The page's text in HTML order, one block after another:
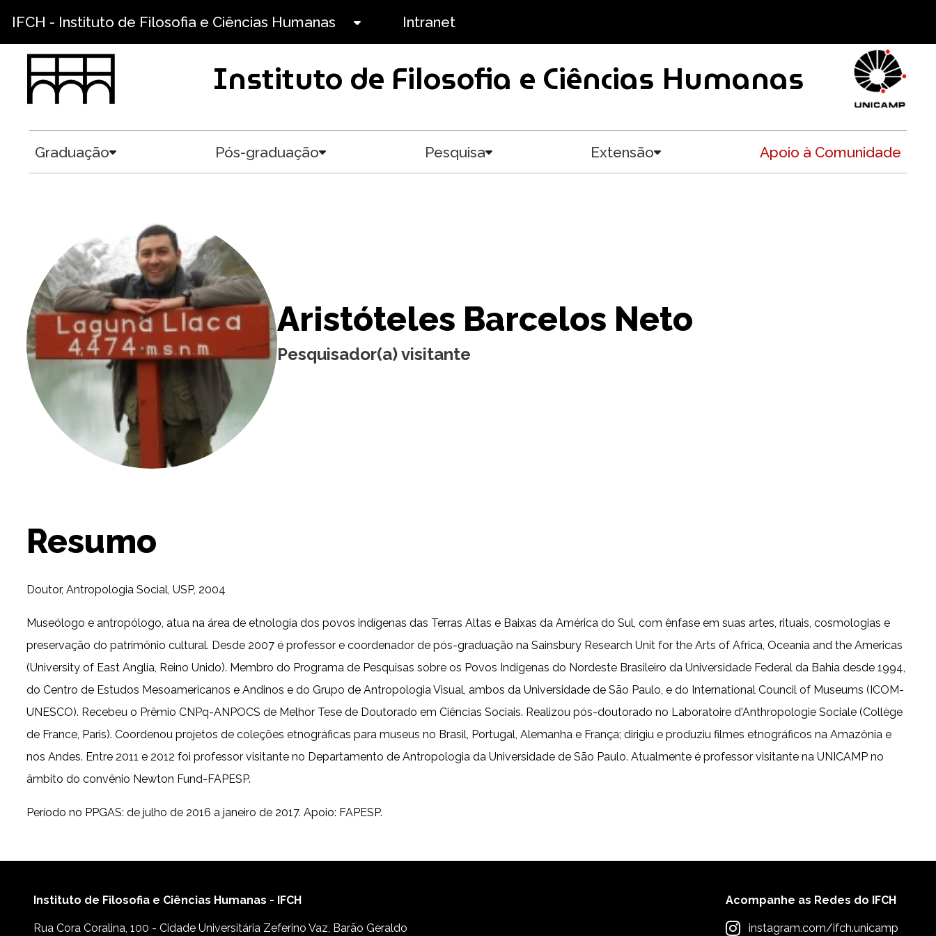
IFCH - Instituto de Filosofia e Ciências Humanas Intranet
Instituto de Filosofia e Ciências Humanas
Graduação Pós-graduação Pesquisa Extensão Apoio à Comunidade
Aristóteles Barcelos Neto
Pesquisador(a) visitante
Resumo
Doutor, Antropologia Social, USP, 2004
Museólogo e antropólogo, atua na área de etnologia dos povos indígenas das Terras Altas e Baixas da América do Sul, com ênfase em suas artes, rituais, cosmologias e
preservação do patrimônio cultural. Desde 2007 é professor e coordenador de pós-graduação na Sainsbury Research Unit for the Arts of Africa, Oceania and the Americas
(University of East Anglia, Reino Unido). Membro do Programa de Pesquisas sobre os Povos Indígenas do Nordeste Brasileiro da Universidade Federal da Bahia desde 1994,
do Centro de Estudos Mesoamericanos e Andinos e do Grupo de Antropologia Visual, ambos da Universidade de São Paulo, e do International Council of Museums (ICOM-
UNESCO). Recebeu o Prêmio CNPq-ANPOCS de Melhor Tese de Doutorado em Ciências Sociais. Realizou pós-doutorado no Laboratoire d'Anthropologie Sociale (Collège
de France, Paris). Coordenou projetos de coleções etnográficas para museus no Brasil, Portugal, Alemanha e França; dirigiu e produziu filmes etnográficos na Amazônia e
nos Andes. Entre 2011 e 2012 foi professor visitante no Departamento de Antropologia da Universidade de São Paulo. Atualmente é professor visitante na UNICAMP no
âmbito do convênio Newton Fund-FAPESP.
Período no PPGAS: de julho de 2016 a janeiro de 2017. Apoio: FAPESP.
Instituto de Filosofia e Ciências Humanas - IFCH
Rua Cora Coralina, 100 - Cidade Universitária Zeferino Vaz, Barão Geraldo
Acompanhe as Redes do IFCH
instagram.com/ifch.unicamp